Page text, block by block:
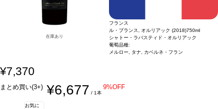
在庫あり
フランス
ル・プランス, オルリアック (2018)750ml
シャトー・ラバスティド・オルリアック
葡萄品種:
メルロー, タナ, カベルネ・フラン
¥7,370
まとめ買い(3+) ¥6,677 / 1本
9%OFF
お気に